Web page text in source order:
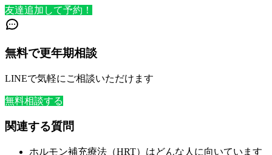
友達追加して予約！
無料で更年期相談
LINEで気軽にご相談いただけます
無料相談する
関連する質問
ホルモン補充療法（HRT）はどんな人に向いています